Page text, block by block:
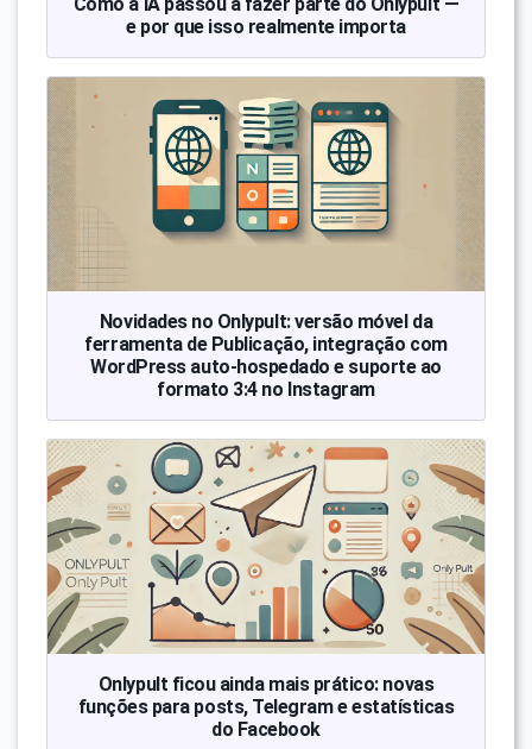
e por que isso realmente importa
Novidades no Onlypult: versão móvel da
ferramenta de Publicação, integração com
WordPress auto-hospedado e suporte ao
formato 3:4 no Instagram
Onlypult ficou ainda mais prático: novas
funções para posts, Telegram e estatísticas
do Facebook